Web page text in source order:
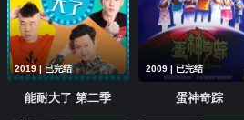
2019 | 已完结
能耐大了 第二季
2009 | 已完结
蛋神奇踪